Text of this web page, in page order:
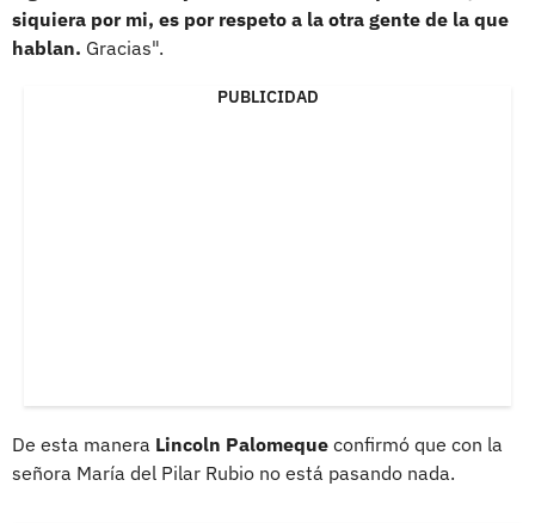
siquiera por mi, es por respeto a la otra gente de la que
hablan. Gracias".
PUBLICIDAD
De esta manera Lincoln Palomeque confirmó que con la
señora María del Pilar Rubio no está pasando nada.